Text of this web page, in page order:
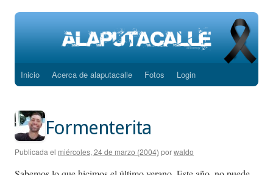
Saltar
contenido
Inicio Acerca de alaputacalle Fotos Login
Formenterita
Publicada el miércoles, 24 de marzo (2004) porwaldo